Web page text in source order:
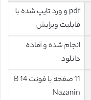
pdf و ورد تایپ شده با
قابلیت ویرایش
انجام شده و آماده
دانلود
11 صفحه با فونت 14 B
Nazanin